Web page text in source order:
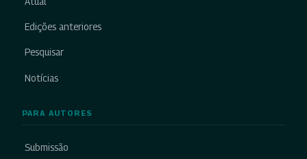
Edições anteriores
Pesquisar
Notícias
PARA AUTORES
Submissão